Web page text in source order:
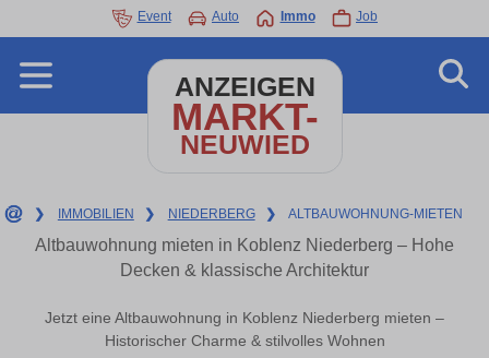
Event Auto Immo Job
ANZEIGEN
MARKT-
NEUWIED
❯ IMMOBILIEN ❯ NIEDERBERG ❯ ALTBAUWOHNUNG-MIETEN
Altbauwohnung mieten in Koblenz Niederberg – Hohe
Decken & klassische Architektur
Jetzt eine Altbauwohnung in Koblenz Niederberg mieten –
Historischer Charme & stilvolles Wohnen